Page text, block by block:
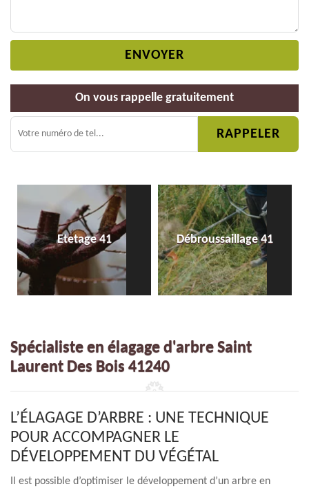
On vous rappelle gratuitement
Etetage 41 Débroussaillage 41
Spécialiste en élagage d'arbre Saint
Laurent Des Bois 41240
L’ÉLAGAGE D’ARBRE : UNE TECHNIQUE
POUR ACCOMPAGNER LE
DÉVELOPPEMENT DU VÉGÉTAL
Il est possible d’optimiser le développement d’un arbre en